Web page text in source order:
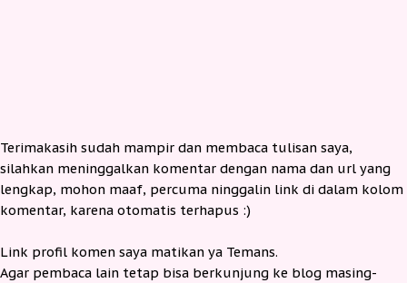
Terimakasih sudah mampir dan membaca tulisan saya,
silahkan meninggalkan komentar dengan nama dan url yang
lengkap, mohon maaf, percuma ninggalin link di dalam kolom
komentar, karena otomatis terhapus :)
Link profil komen saya matikan ya Temans.
Agar pembaca lain tetap bisa berkunjung ke blog masing-